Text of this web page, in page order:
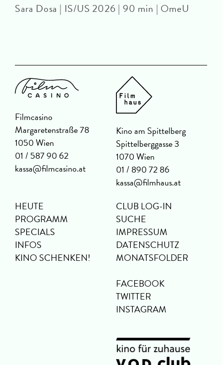
Sara Dosa | IS/US 2026 | 90 min | OmeU
Filmcasino
Margaretenstraße 78
1050 Wien
01 / 587 90 62
kassa@filmcasino.at
Kino am Spittelberg
Spittelberggasse 3
1070 Wien
01 / 890 72 86
kassa@filmhaus.at
HEUTE
PROGRAMM
SPECIALS
INFOS
KINO SCHENKEN!
CLUB LOG-IN
SUCHE
IMPRESSUM
DATENSCHUTZ
MONATSFOLDER
FACEBOOK
TWITTER
INSTAGRAM